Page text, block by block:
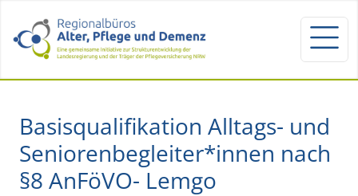
Basisqualifikation Alltags- und
Seniorenbegleiter*innen nach
§8 AnFöVO- Lemgo